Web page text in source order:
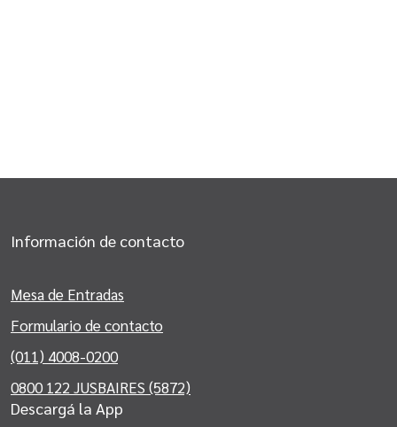
Información de contacto
Mesa de Entradas
Formulario de contacto
(011) 4008-0200
0800 122 JUSBAIRES (5872)
Descargá la App